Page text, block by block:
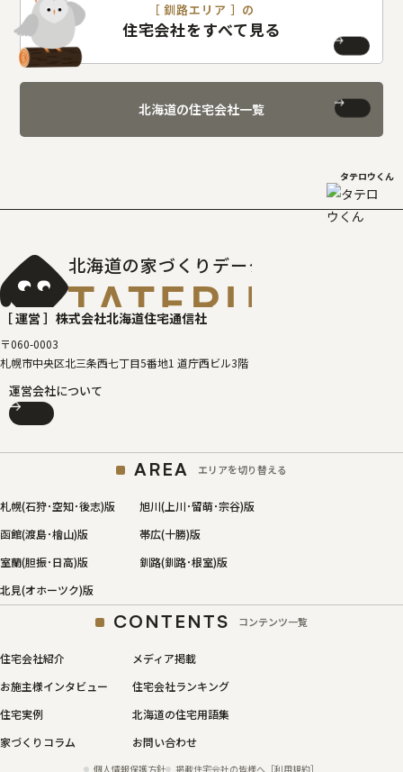
［ 釧路エリア ］の
住宅会社をすべて見る
北海道の住宅会社一覧
タテロウくん
北海道の家づくりデータベース
［ 運営 ］ 株式会社北海道住宅通信社
〒060-0003
札幌市中央区北三条西七丁目5番地1 道庁西ビル3階
運営会社について
AREA エリアを切り替える
札幌(石狩･空知･後志)版
旭川(上川･留萌･宗谷)版
函館(渡島･檜山)版
帯広(十勝)版
室蘭(胆振･日高)版
釧路(釧路･根室)版
北見(オホーツク)版
CONTENTS コンテンツ一覧
住宅会社紹介
メディア掲載
お施主様インタビュー
住宅会社ランキング
住宅実例
北海道の住宅用語集
家づくりコラム
お問い合わせ
個人情報保護方針 掲載住宅会社の皆様へ［利用規約］